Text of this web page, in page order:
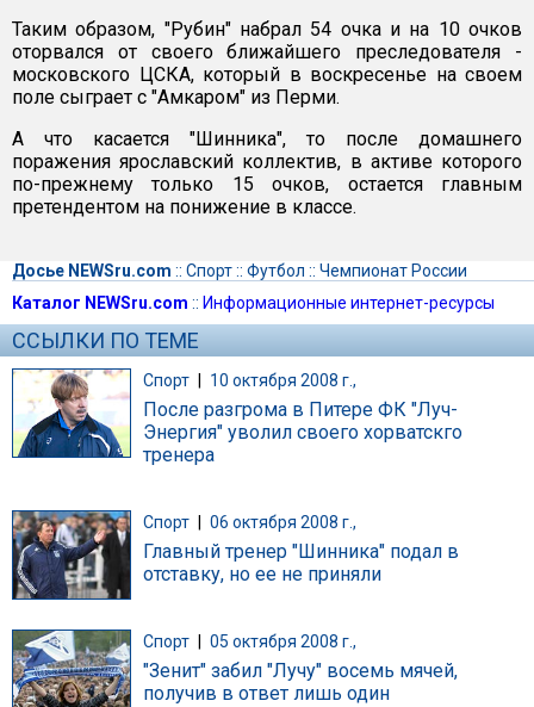
Таким образом, "Рубин" набрал 54 очка и на 10 очков
оторвался от своего ближайшего преследователя -
московского ЦСКА, который в воскресенье на своем
поле сыграет с "Амкаром" из Перми.
А что касается "Шинника", то после домашнего
поражения ярославский коллектив, в активе которого
по-прежнему только 15 очков, остается главным
претендентом на понижение в классе.
Досье NEWSru.com :: Спорт:: Футбол :: Чемпионат России
Каталог NEWSru.com :: Информационные интернет-ресурсы
ССЫЛКИ ПО ТЕМЕ
Спорт | 10 октября 2008 г.,
После разгрома в Питере ФК "Луч-
Энергия" уволил своего хорватскго
тренера
Спорт 06 октября 2008 г.,
Главный тренер "Шинника" подал в
отставку, но ее не приняли
Спорт 05 октября 2008 г.,
"Зенит" забил "Лучу" восемь мячей,
получив в ответ лишь один